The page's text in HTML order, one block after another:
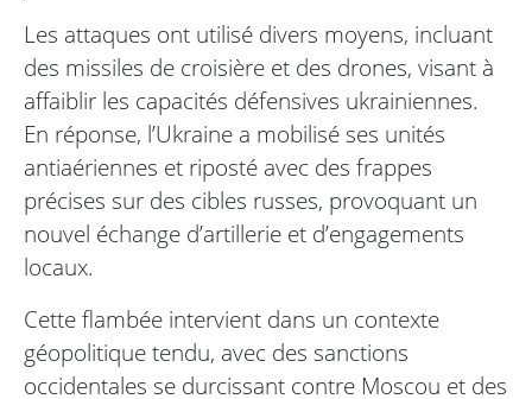
Les attaques ont utilisé divers moyens, incluant
des missiles de croisière et des drones, visant à
affaiblir les capacités défensives ukrainiennes.
En réponse, l’Ukraine a mobilisé ses unités
antiaériennes et riposté avec des frappes
précises sur des cibles russes, provoquant un
nouvel échange d’artillerie et d’engagements
locaux.
Cette flambée intervient dans un contexte
géopolitique tendu, avec des sanctions
occidentales se durcissant contre Moscou et des